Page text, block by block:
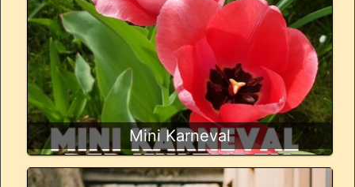
Mini Karneval